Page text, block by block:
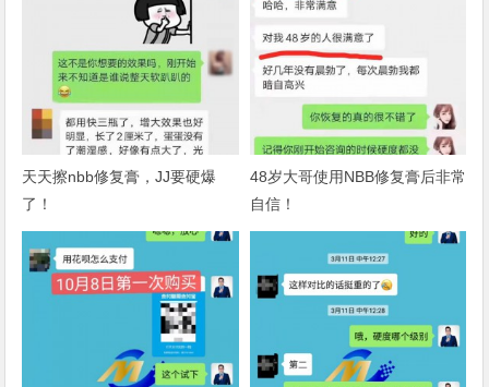
天天擦nbb修复膏，JJ要硬爆
了！
48岁大哥使用NBB修复膏后非常
自信！